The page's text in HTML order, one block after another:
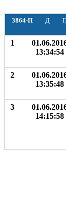
3864-П Д
1
13:34:54
2
13:35:48
3
14:15:58